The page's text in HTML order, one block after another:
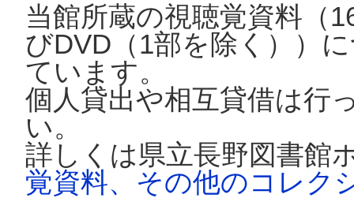
当館所蔵の視聴覚資料（
びDVD（1部を除く））
ています。
個人貸出や相互貸借は行
い。
詳しくは県立長野図書館
覚資料、その他のコレク